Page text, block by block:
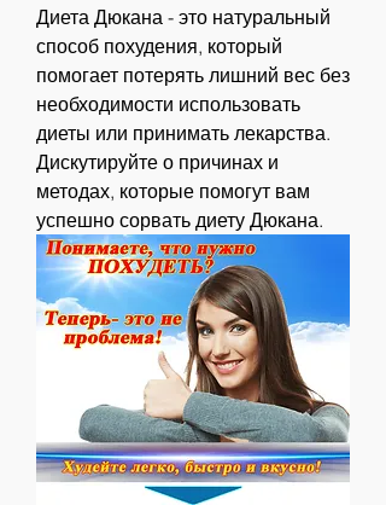
Диета Дюкана - это натуральный
способ похудения, который
помогает потерять лишний вес без
необходимости использовать
диеты или принимать лекарства.
Дискутируйте о причинах и
методах, которые помогут вам
успешно сорвать диету Дюкана.